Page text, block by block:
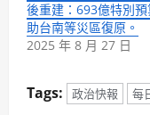
後重建：693億特別預
助台南等災區復原。
2025 年 8 月 27 日
Tags: 政治快報 每